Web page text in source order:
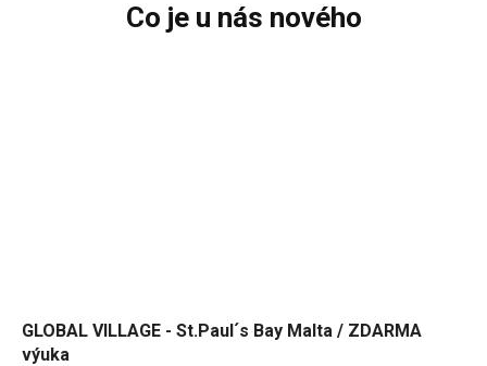
Co je u nás nového
GLOBAL VILLAGE - St.Paul´s Bay Malta / ZDARMA
výuka